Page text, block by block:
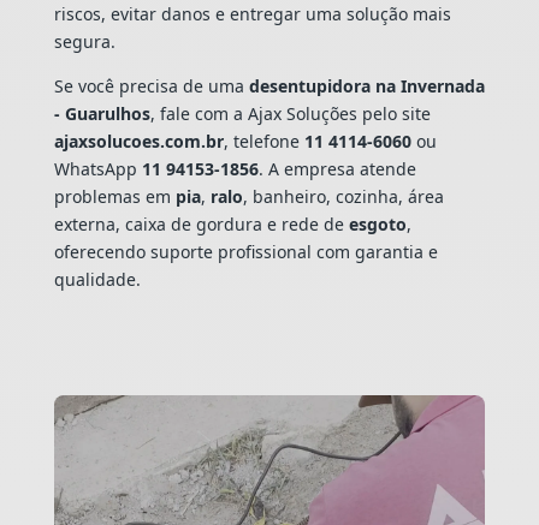
riscos, evitar danos e entregar uma solução mais
segura.
Se você precisa de uma desentupidora na Invernada
- Guarulhos, fale com a Ajax Soluções pelo site
ajaxsolucoes.com.br, telefone 11 4114-6060ou
WhatsApp 11 94153-1856. A empresa atende
problemas em pia, ralo, banheiro, cozinha, área
externa, caixa de gordura e rede de esgoto,
oferecendo suporte profissional com garantia e
qualidade.